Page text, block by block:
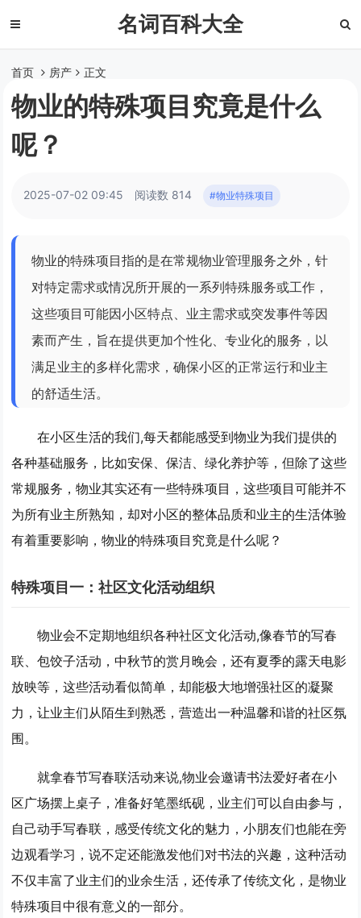
名词百科大全
首页 房产 正文
物业的特殊项目究竟是什么
呢？
2025-07-02 09:45 阅读数 814 #物业特殊项目
物业的特殊项目指的是在常规物业管理服务之外，针
对特定需求或情况所开展的一系列特殊服务或工作，
这些项目可能因小区特点、业主需求或突发事件等因
素而产生，旨在提供更加个性化、专业化的服务，以
满足业主的多样化需求，确保小区的正常运行和业主
的舒适生活。
在小区生活的我们,每天都能感受到物业为我们提供的
各种基础服务，比如安保、保洁、绿化养护等，但除了这些
常规服务，物业其实还有一些特殊项目，这些项目可能并不
为所有业主所熟知，却对小区的整体品质和业主的生活体验
有着重要影响，物业的特殊项目究竟是什么呢？
特殊项目一：社区文化活动组织
物业会不定期地组织各种社区文化活动,像春节的写春
联、包饺子活动，中秋节的赏月晚会，还有夏季的露天电影
放映等，这些活动看似简单，却能极大地增强社区的凝聚
力，让业主们从陌生到熟悉，营造出一种温馨和谐的社区氛
围。
就拿春节写春联活动来说,物业会邀请书法爱好者在小
区广场摆上桌子，准备好笔墨纸砚，业主们可以自由参与，
自己动手写春联，感受传统文化的魅力，小朋友们也能在旁
边观看学习，说不定还能激发他们对书法的兴趣，这种活动
不仅丰富了业主们的业余生活，还传承了传统文化，是物业
特殊项目中很有意义的一部分。